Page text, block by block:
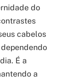
do
cabelos
É a
a